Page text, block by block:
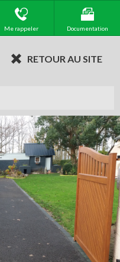
Me rappeler Documentation
RETOUR AU SITE